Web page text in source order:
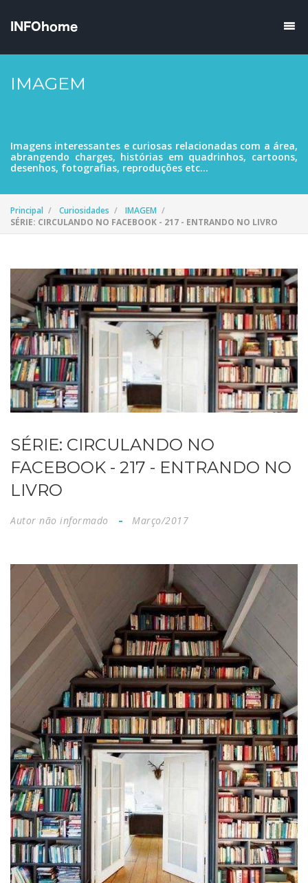
IMAGEM
Imagens interessantes e curiosas relacionadas com a área,
abrangendo charges, histórias em quadrinhos, cartoons,
desenhos, fotografias, reproduções etc...
Principal Curiosidades
IMAGEM
SÉRIE: CIRCULANDO NO FACEBOOK - 217 - ENTRANDO NO LIVRO
SÉRIE: CIRCULANDO NO
FACEBOOK - 217 - ENTRANDO NO
LIVRO
Autor não informado Março/2017